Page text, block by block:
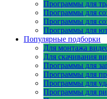
Программы для
Программы для
Программы для
Программы для
Популярные подборки
Для монтажа
Для скачивания
Программы для
Программы для
Программы для
Программы для